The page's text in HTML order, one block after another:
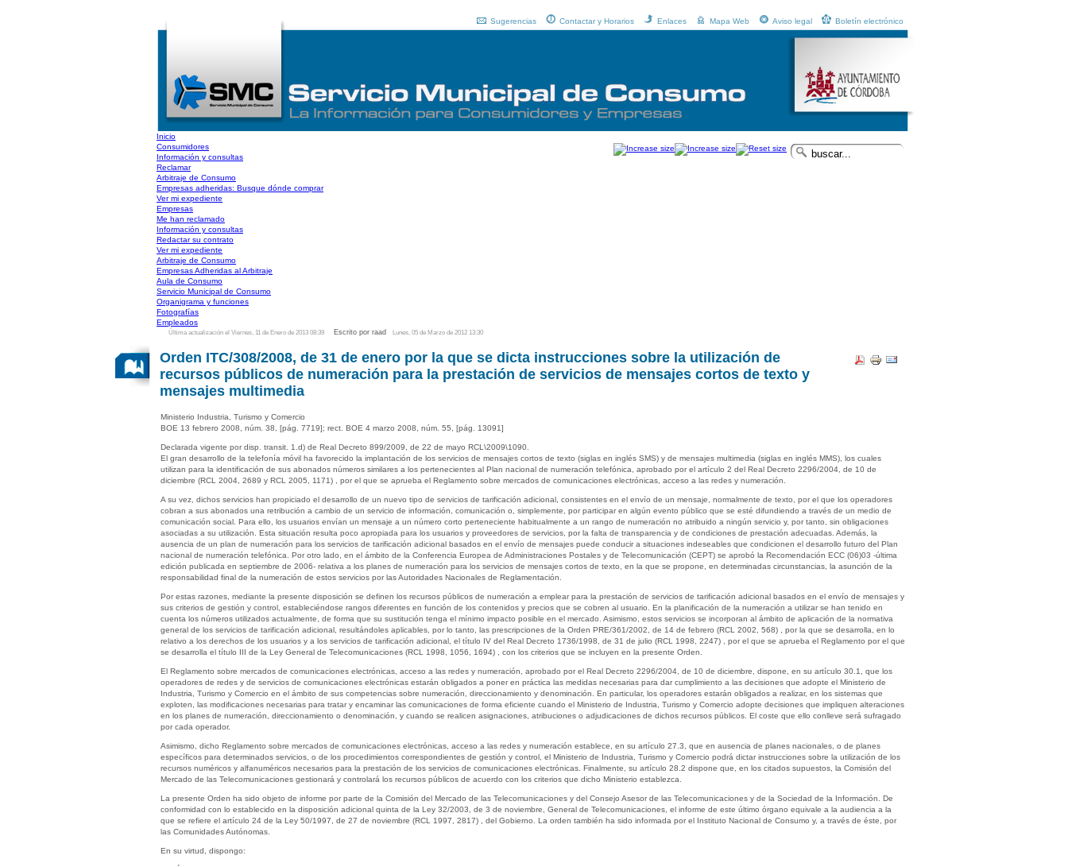
Boletín electrónico
Aviso legal
Mapa Web
Enlaces
Contactar y Horarios
Sugerencias
Inicio
Consumidores
Información y consultas
Reclamar
Arbitraje de Consumo
Empresas adheridas: Busque dónde comprar
Ver mi expediente
Empresas
Me han reclamado
Información y consultas
Redactar su contrato
Ver mi expediente
Arbitraje de Consumo
Empresas Adheridas al Arbitraje
Aula de Consumo
Servicio Municipal de Consumo
Organigrama y funciones
Fotografías
Empleados
Última actualización el Viernes, 11 de Enero de 2013 08:39 Escrito por raad Lunes, 05 de Marzo de 2012 13:30
Orden ITC/308/2008, de 31 de enero por la que se dicta instrucciones sobre la utilización de
recursos públicos de numeración para la prestación de servicios de mensajes cortos de texto y
mensajes multimedia
Ministerio Industria, Turismo y Comercio
BOE 13 febrero 2008, núm. 38, [pág. 7719]; rect. BOE 4 marzo 2008, núm. 55, [pág. 13091]
Declarada vigente por disp. transit. 1.d) de Real Decreto 899/2009, de 22 de mayo RCL\2009\1090.
El gran desarrollo de la telefonía móvil ha favorecido la implantación de los servicios de mensajes cortos de texto (siglas en inglés SMS) y de mensajes multimedia (siglas en inglés MMS), los cuales
utilizan para la identificación de sus abonados números similares a los pertenecientes al Plan nacional de numeración telefónica, aprobado por el artículo 2 del Real Decreto 2296/2004, de 10 de
diciembre (RCL 2004, 2689 y RCL 2005, 1171) , por el que se aprueba el Reglamento sobre mercados de comunicaciones electrónicas, acceso a las redes y numeración.
A su vez, dichos servicios han propiciado el desarrollo de un nuevo tipo de servicios de tarificación adicional, consistentes en el envío de un mensaje, normalmente de texto, por el que los operadores
cobran a sus abonados una retribución a cambio de un servicio de información, comunicación o, simplemente, por participar en algún evento público que se esté difundiendo a través de un medio de
comunicación social. Para ello, los usuarios envían un mensaje a un número corto perteneciente habitualmente a un rango de numeración no atribuido a ningún servicio y, por tanto, sin obligaciones
asociadas a su utilización. Esta situación resulta poco apropiada para los usuarios y proveedores de servicios, por la falta de transparencia y de condiciones de prestación adecuadas. Además, la
ausencia de un plan de numeración para los servicios de tarificación adicional basados en el envío de mensajes puede conducir a situaciones indeseables que condicionen el desarrollo futuro del Plan
nacional de numeración telefónica. Por otro lado, en el ámbito de la Conferencia Europea de Administraciones Postales y de Telecomunicación (CEPT) se aprobó la Recomendación ECC (06)03 -última
edición publicada en septiembre de 2006- relativa a los planes de numeración para los servicios de mensajes cortos de texto, en la que se propone, en determinadas circunstancias, la asunción de la
responsabilidad final de la numeración de estos servicios por las Autoridades Nacionales de Reglamentación.
Por estas razones, mediante la presente disposición se definen los recursos públicos de numeración a emplear para la prestación de servicios de tarificación adicional basados en el envío de mensajes y
sus criterios de gestión y control, estableciéndose rangos diferentes en función de los contenidos y precios que se cobren al usuario. En la planificación de la numeración a utilizar se han tenido en
cuenta los números utilizados actualmente, de forma que su sustitución tenga el mínimo impacto posible en el mercado. Asimismo, estos servicios se incorporan al ámbito de aplicación de la normativa
general de los servicios de tarificación adicional, resultándoles aplicables, por lo tanto, las prescripciones de la Orden PRE/361/2002, de 14 de febrero (RCL 2002, 568) , por la que se desarrolla, en lo
relativo a los derechos de los usuarios y a los servicios de tarificación adicional, el título IV del Real Decreto 1736/1998, de 31 de julio (RCL 1998, 2247) , por el que se aprueba el Reglamento por el que
se desarrolla el título III de la Ley General de Telecomunicaciones (RCL 1998, 1056, 1694) , con los criterios que se incluyen en la presente Orden.
El Reglamento sobre mercados de comunicaciones electrónicas, acceso a las redes y numeración, aprobado por el Real Decreto 2296/2004, de 10 de diciembre, dispone, en su artículo 30.1, que los
operadores de redes y de servicios de comunicaciones electrónicas estarán obligados a poner en práctica las medidas necesarias para dar cumplimiento a las decisiones que adopte el Ministerio de
Industria, Turismo y Comercio en el ámbito de sus competencias sobre numeración, direccionamiento y denominación. En particular, los operadores estarán obligados a realizar, en los sistemas que
exploten, las modificaciones necesarias para tratar y encaminar las comunicaciones de forma eficiente cuando el Ministerio de Industria, Turismo y Comercio adopte decisiones que impliquen alteraciones
en los planes de numeración, direccionamiento o denominación, y cuando se realicen asignaciones, atribuciones o adjudicaciones de dichos recursos públicos. El coste que ello conlleve será sufragado
por cada operador.
Asimismo, dicho Reglamento sobre mercados de comunicaciones electrónicas, acceso a las redes y numeración establece, en su artículo 27.3, que en ausencia de planes nacionales, o de planes
específicos para determinados servicios, o de los procedimientos correspondientes de gestión y control, el Ministerio de Industria, Turismo y Comercio podrá dictar instrucciones sobre la utilización de los
recursos numéricos y alfanuméricos necesarios para la prestación de los servicios de comunicaciones electrónicas. Finalmente, su artículo 28.2 dispone que, en los citados supuestos, la Comisión del
Mercado de las Telecomunicaciones gestionará y controlará los recursos públicos de acuerdo con los criterios que dicho Ministerio establezca.
La presente Orden ha sido objeto de informe por parte de la Comisión del Mercado de las Telecomunicaciones y del Consejo Asesor de las Telecomunicaciones y de la Sociedad de la Información. De
conformidad con lo establecido en la disposición adicional quinta de la Ley 32/2003, de 3 de noviembre, General de Telecomunicaciones, el informe de este último órgano equivale a la audiencia a la
que se refiere el artículo 24 de la Ley 50/1997, de 27 de noviembre (RCL 1997, 2817) , del Gobierno. La orden también ha sido informada por el Instituto Nacional de Consumo y, a través de éste, por
las Comunidades Autónomas.
En su virtud, dispongo: